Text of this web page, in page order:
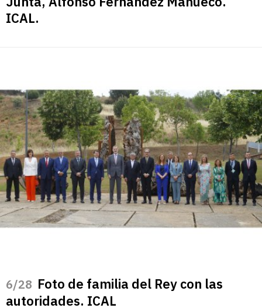
ICAL.
/28 Foto de familia del Rey con las
autoridades. ICAL